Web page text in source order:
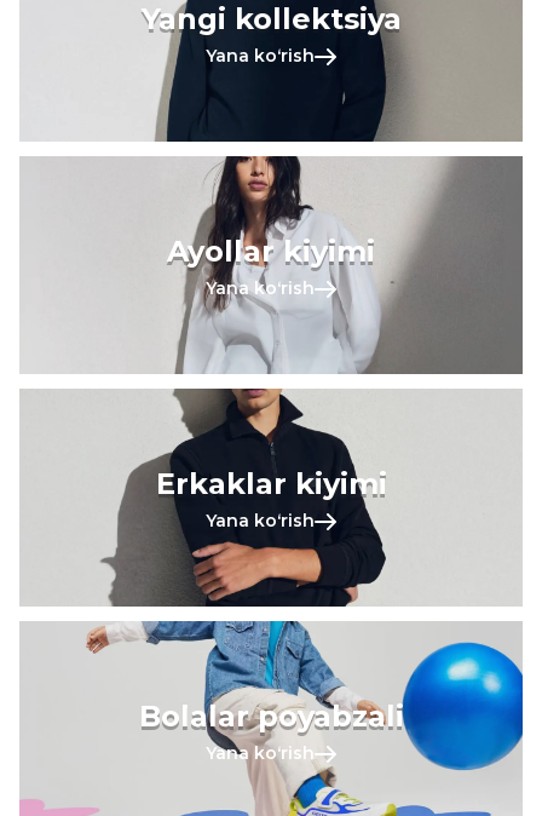
Yangi kollektsiya
Yana koʻrish
Ayollar kiyimi
Yana koʻrish
Erkaklar kiyimi
Yana koʻrish
Bolalar poyabzali
Yana koʻrish